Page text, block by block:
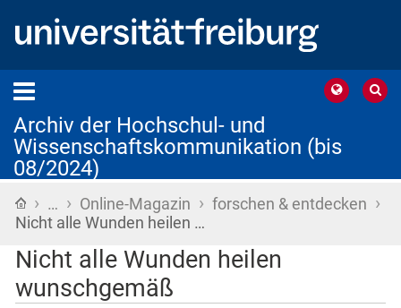
Archiv der Hochschul- und
Wissenschaftskommunikation (bis
08/2024)
Startseite
› … › Online-Magazin › forschen & entdecken ›
Nicht alle Wunden heilen …
Nicht alle Wunden heilen
wunschgemäß